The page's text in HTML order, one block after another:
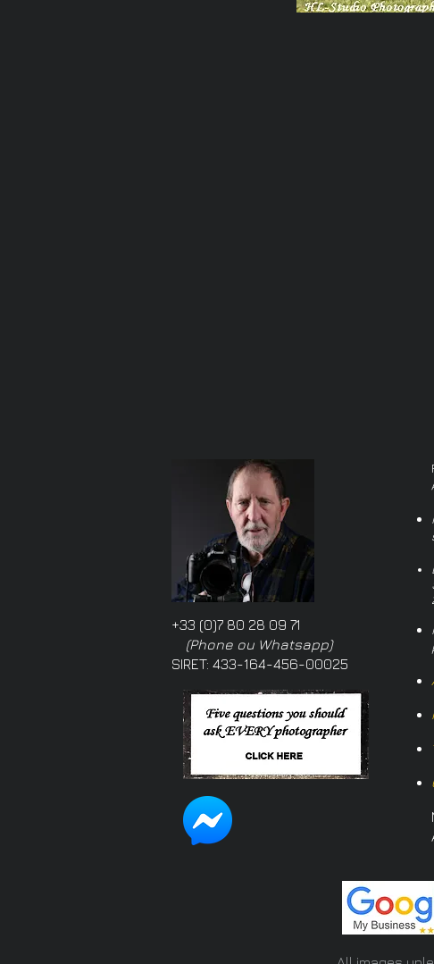
+33 (0)7 80 28 09 71
(Phone ou Whatsapp)
SIRET: 433-164-456-00025